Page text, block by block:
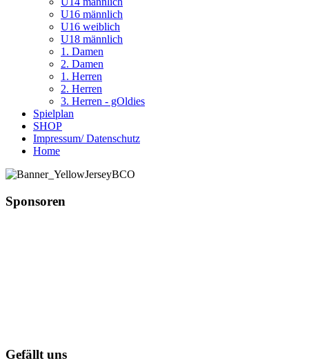
U16 männlich
U16 weiblich
U18 männlich
1. Damen
2. Damen
1. Herren
2. Herren
3. Herren - gOldies
Spielplan
SHOP
Impressum/ Datenschutz
Home
Sponsoren
Gefällt uns